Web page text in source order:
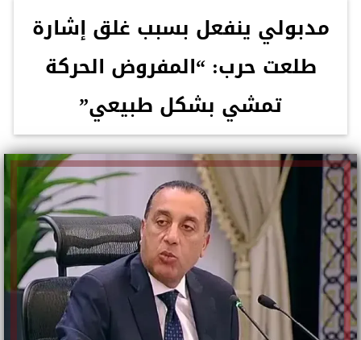
مدبولي ينفعل بسبب غلق إشارة
طلعت حرب: “المفروض الحركة
تمشي بشكل طبيعي”